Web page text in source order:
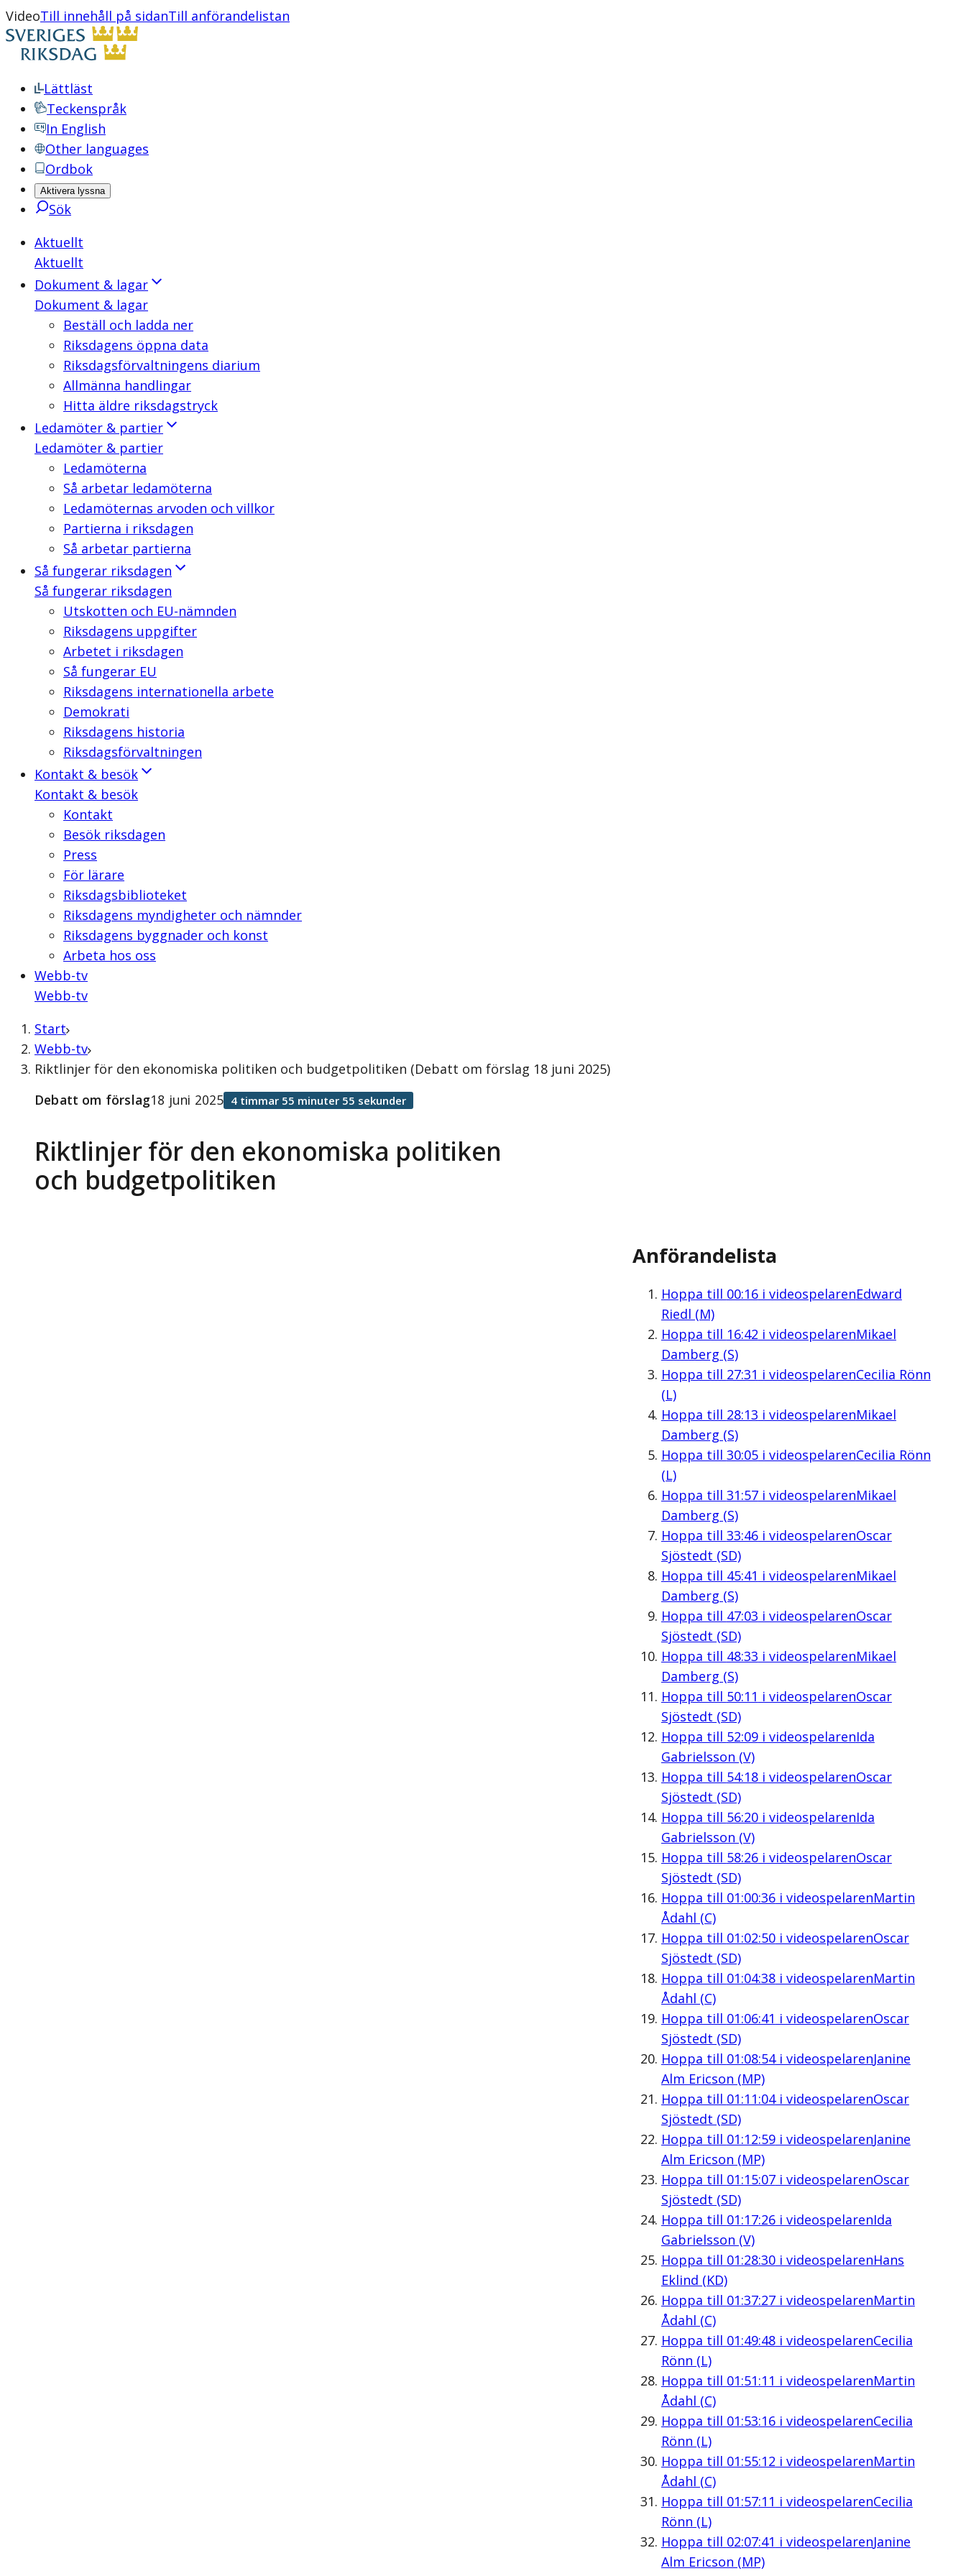
VideoTill innehåll på sidanTill anförandelistan
Lättläst
Teckenspråk
In English
Other languages
Ordbok
Aktivera lyssna
Sök
Aktuellt
Aktuellt
Dokument & lagar
Dokument & lagar
Beställ och ladda ner
Riksdagens öppna data
Riksdagsförvaltningens diarium
Allmänna handlingar
Hitta äldre riksdagstryck
Ledamöter & partier
Ledamöter & partier
Ledamöterna
Så arbetar ledamöterna
Ledamöternas arvoden och villkor
Partierna i riksdagen
Så arbetar partierna
Så fungerar riksdagen
Så fungerar riksdagen
Utskotten och EU-nämnden
Riksdagens uppgifter
Arbetet i riksdagen
Så fungerar EU
Riksdagens internationella arbete
Demokrati
Riksdagens historia
Riksdagsförvaltningen
Kontakt & besök
Kontakt & besök
Kontakt
Besök riksdagen
Press
För lärare
Riksdagsbiblioteket
Riksdagens myndigheter och nämnder
Riksdagens byggnader och konst
Arbeta hos oss
Webb-tv
Webb-tv
Start
Webb-tv
Riktlinjer för den ekonomiska politiken och budgetpolitiken (Debatt om förslag 18 juni 2025)
Riktlinjer för den ekonomiska politiken
och budgetpolitiken
Debatt om förslag18 juni 2025 4 timmar 55 minuter 55 sekunder
Anförandelista
Hoppa till 00:16i videospelarenEdward
Riedl (M)
Hoppa till 16:42 i videospelarenMikael
Damberg (S)
Hoppa till 27:31 i videospelarenCecilia Rönn
(L)
Hoppa till 28:13 i videospelarenMikael
Damberg (S)
Hoppa till 30:05i videospelarenCecilia Rönn
(L)
Hoppa till 31:57i videospelarenMikael
Damberg (S)
Hoppa till 33:46i videospelarenOscar
Sjöstedt (SD)
Hoppa till 45:41 i videospelarenMikael
Damberg (S)
Hoppa till 47:03 i videospelarenOscar
Sjöstedt (SD)
Hoppa till 48:33 i videospelarenMikael
Damberg (S)
Hoppa till 50:11 i videospelarenOscar
Sjöstedt (SD)
Hoppa till 52:09i videospelarenIda
Gabrielsson (V)
Hoppa till 54:18i videospelarenOscar
Sjöstedt (SD)
Hoppa till 56:20i videospelarenIda
Gabrielsson (V)
Hoppa till 58:26i videospelarenOscar
Sjöstedt (SD)
Hoppa till 01:00:36i videospelarenMartin
Ådahl (C)
Hoppa till 01:02:50i videospelarenOscar
Sjöstedt (SD)
Hoppa till 01:04:38i videospelarenMartin
Ådahl (C)
Hoppa till 01:06:41 i videospelarenOscar
Sjöstedt (SD)
Hoppa till 01:08:54i videospelarenJanine
Alm Ericson (MP)
Hoppa till 01:11:04i videospelarenOscar
Sjöstedt (SD)
Hoppa till 01:12:59i videospelarenJanine
Alm Ericson (MP)
Hoppa till 01:15:07i videospelarenOscar
Sjöstedt (SD)
Hoppa till 01:17:26i videospelarenIda
Gabrielsson (V)
Hoppa till 01:28:30i videospelarenHans
Eklind (KD)
Hoppa till 01:37:27i videospelarenMartin
Ådahl (C)
Hoppa till 01:49:48i videospelarenCecilia
Rönn (L)
Hoppa till 01:51:11 i videospelarenMartin
Ådahl (C)
Hoppa till 01:53:16i videospelarenCecilia
Rönn (L)
Hoppa till 01:55:12 i videospelarenMartin
Ådahl (C)
Hoppa till 01:57:11 i videospelarenCecilia
Rönn (L)
Hoppa till 02:07:41 i videospelarenJanine
Alm Ericson (MP)